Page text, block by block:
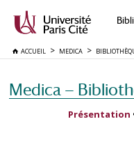
ACCUEIL MEDICA
Medica —
Présentation